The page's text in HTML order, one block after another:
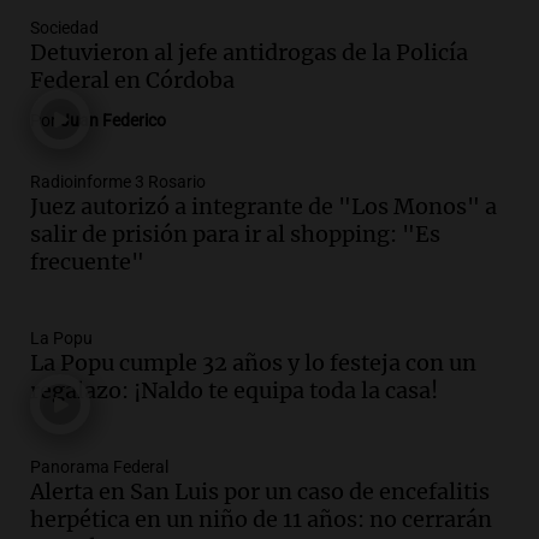
Audio.
revive con la visita de León XIV y una
historia nacida en Córdoba
Episodios
Audio.
Fe relativiza el impacto del fallo sobre
jubilaciones en la provincia
Panorama Federal
Episodios
Argentina causa gran alegría en Santa
Fe, confirma el arzobispo Fenoi
Panorama Federal
Audio.Visita del Papa León XIV: el
organizador de la gira de Juan Pablo II
recordó el desafío logístico
Sociedad
Detuvieron al jefe antidrogas de la Policía
Federal en Córdoba
Juan Federico
Radioinforme 3 Rosario
Juez autorizó a integrante de "Los Monos" a
salir de prisión para ir al shopping: "Es
frecuente"
La Popu
La Popu cumple 32 años y lo festeja con un
regalazo: ¡Naldo te equipa toda la casa!
Panorama Federal
Alerta en San Luis por un caso de encefalitis
herpética en un niño de 11 años: no cerrarán